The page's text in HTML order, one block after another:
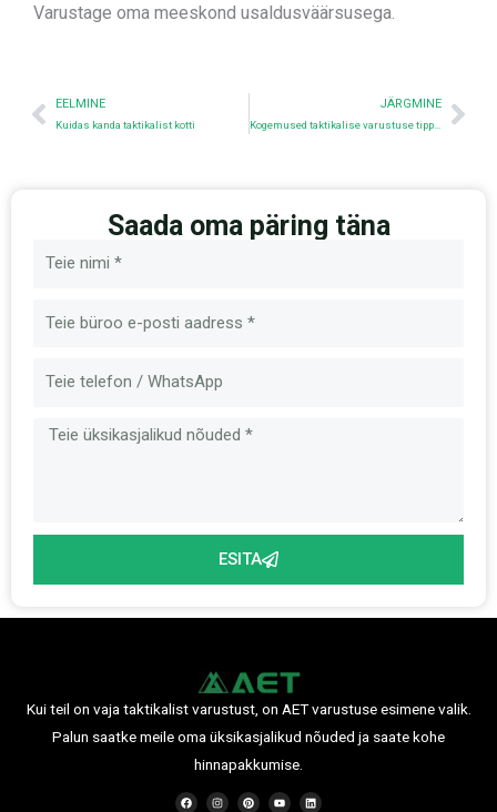
Varustage oma meeskond usaldusväärsusega.
Eelmine
EELMINE
Kuidas kanda taktikalist kotti
JÄRGMINE
Kogemused taktikalise varustuse tipptasemel SHOT SHOW-l - külastage meid nüüd stendil 60406!
Saada oma päring täna
ESITA
Kui teil on vaja taktikalist varustust, on AET varustuse esimene valik.
Palun saatke meile oma üksikasjalikud nõuded ja saate kohe
hinnapakkumise.
F
a
I
n
P
i
Y
o
L
i